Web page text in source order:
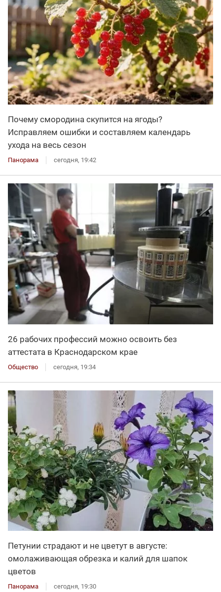
Почему смородина скупится на ягоды?
Исправляем ошибки и составляем календарь
ухода на весь сезон
Панорама сегодня, 19:42
26 рабочих профессий можно освоить без
аттестата в Краснодарском крае
Общество сегодня, 19:34
Петунии страдают и не цветут в августе:
омолаживающая обрезка и калий для шапок
цветов
Панорама сегодня, 19:30